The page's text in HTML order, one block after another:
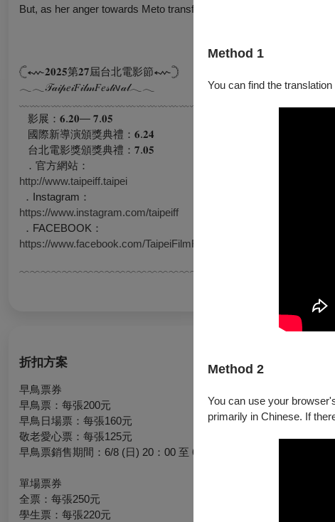
Method 1
You can find the
Method 2
You can use your
primarily in Chinese. If
But, as her anger towards Meto transforms into concern, she
𓊆⬳𝟐𝟎𝟐𝟓第𝟐𝟕屆台北電影節⬳𓊇
𓂃𓂃𝒯𝒶𝒾𝓅𝑒𝒾𝐹𝒾𝓁𝓂𝐹𝑒𝓈𝓉𝒾v𝒶𝓁𓂃𓂃
﹏﹏﹏﹏﹏﹏﹏﹏﹏﹏﹏﹏﹏﹏﹏﹏﹏﹏﹏﹏﹏﹏﹏﹏﹏﹏﹏﹏﹏﹏
影展：𝟔.𝟐𝟎— 𝟕.𝟎𝟓
國際新導演頒獎典禮：𝟔.𝟐𝟒
台北電影獎頒獎典禮：𝟕.𝟎𝟓
．官方網站：
http://www.taipeiff.taipei
​．Instagram：
https://www.instagram.com/taipeiff
​．FACEBOOK：
https://www.facebook.com/TaipeiFilmFestival
﹋﹋﹋﹋﹋﹋﹋﹋﹋﹋﹋﹋﹋﹋﹋﹋﹋﹋﹋﹋﹋﹋﹋﹋﹋﹋﹋﹋﹋﹋
折扣方案
早鳥票券
早鳥票：每張200元
早鳥日場票：每張160元
敬老愛心票：每張125元
早鳥票銷售期間：6/8 (日) 20：00 至 6/19 (四) 23：59止
單場票券
全票：每張250元
學生票：每張220元